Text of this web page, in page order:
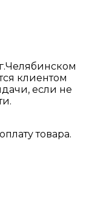
клиентом
если не
товара.